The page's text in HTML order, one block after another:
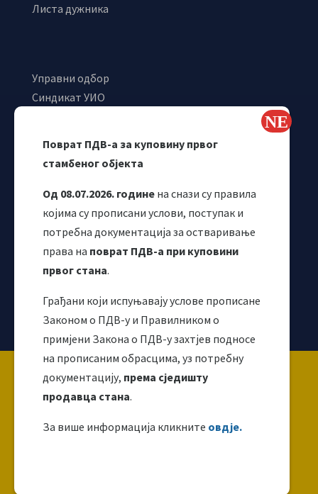
Поврат ПДВ-а за куповину првог
стамбеног објекта
Од 08.07.2026. године на снази су правила
којима су прописани услови, поступак и
потребна документација за остваривање
права на поврат ПДВ-а при куповини
првог стана.
Грађани који испуњавају услове прописане
Законом о ПДВ-у и Правилником о
примјени Закона о ПДВ-у захтјев подносе
на прописаним обрасцима, уз потребну
документацију, према сједишту
продавца стана.
За више информација кликните овдје.
Листа дужника
Управни одбор
Синдикат УИО
Одјељење за макроекономску анализу
Корисни линкови
Copyright ©2026 Uprava za indirektno / neizravno
oporezivanje BiH
Ова веб страница направљена је и одржава се уз